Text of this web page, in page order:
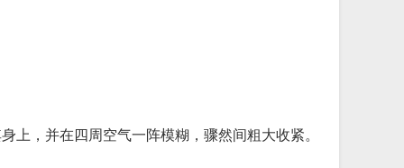
上，并在四周空气一阵模糊，骤然间粗大收紧。